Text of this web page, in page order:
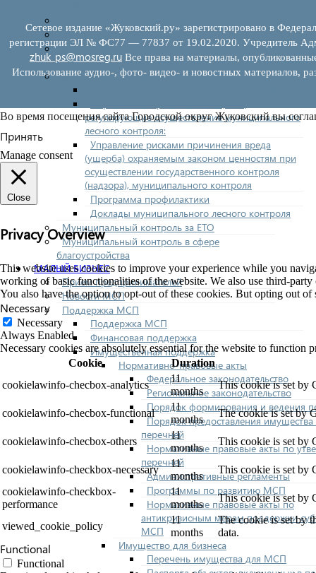
Служба судебных приставов
Муниципальный контроль на автомобильном
транспорте
Муниципальный лесной контроль
регулирующие осуществление муниципального
лесного контроля:
Управление рисками причинения вреда
(ущерба) охраняемым законом ценностям при
осуществлении государственного контроля
(надзора), муниципального контроля
Программа профилактики
Доклады муниципального лесного контроля
Муниципальный контроль за ЕТО
Муниципальный контроль в сфере
благоустройства
МАЛЫЙ БИЗНЕС
Прием предпринимателей
Новости МСП
Поддержка МСП
Поддержка МСП
Финансовая поддержка
Имущественная поддержка
Нормативно-правовые акты
Федеральное законодательство
Региональное законодательство
Порядок формирования и ведения
Порядок предоставления имущества
перечней
Нормативные правовые акты по
перечней
Административные регламенты
Программы по развитию МСП
Нормативные правовые акты по
антикризисным мерам поддержки
МСП
Имущество для бизнеса
Перечень имущества для МСП
Сетевое издание «Жуковский.ру» зарегистрировано в
регистрации ЭЛ № ФС77 — 77837 от 19.02.2020. Учредитель
zhuk_ps@mosreg.ru Все права на материалы,
Использование аудио-, фото- видео- и новостных материалов,
Во время посещения сайта Городской округ Жуковский вы
Принять
Manage consent
Close
Privacy Overview
This website uses cookies to improve your experience while you
working of basic functionalities of the website. We also use third-
You also have the option to opt-out of these cookies. But opting out
Necessary
Necessary
Always Enabled
Necessary cookies are absolutely essential for the website to function
Cookie
Duration
cookielawinfo-checbox-analytics
11
months
This cookie is set by
cookielawinfo-checbox-functional
11
months
The cookie is set by
cookielawinfo-checbox-others
11
months
This cookie is set by
cookielawinfo-checkbox-necessary
11
months
This cookie is set by
cookielawinfo-checkbox-
performance
11
months
This cookie is set by
viewed_cookie_policy
11
months
The cookie is set by
data.
Functional
Functional